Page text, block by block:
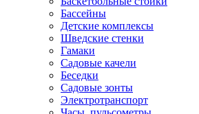
Бассейны
Детские комплексы
Шведские стенки
Гамаки
Садовые качели
Беседки
Садовые зонты
Электротранспорт